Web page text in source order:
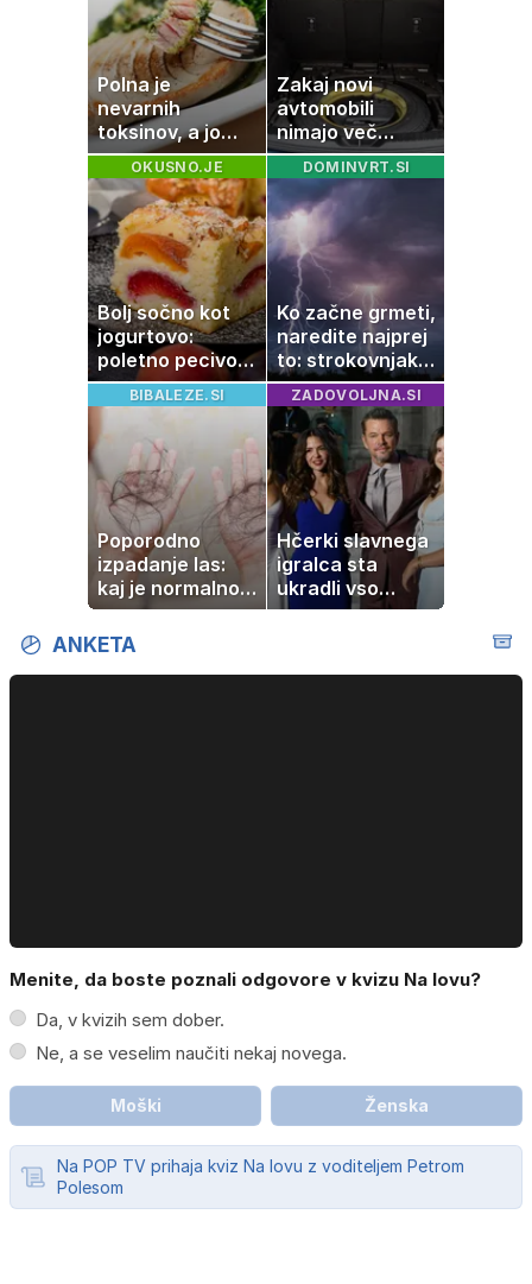
in Pluton hkrati
Polna je
nevarnih
toksinov, a jo
imamo vsi radi:
to je najbolj
nezdrava riba, ki
jo mnogi redno
uživajo
Zakaj novi
avtomobili
nimajo več
rezervne gume?
OKUSNO.JE
Bolj sočno kot
jogurtovo:
poletno pecivo,
ki vedno uspe
DOMINVRT.SI
Ko začne grmeti,
naredite najprej
to: strokovnjaki
opozarjajo na
pogosto napako
BIBALEZE.SI
Poporodno
izpadanje las:
kaj je normalno
in kako si
pomagati
ZADOVOLJNA.SI
Hčerki slavnega
igralca sta
ukradli vso
pozornost
ANKETA
Menite, da boste poznali odgovore v kvizu Na lovu?
Da, v kvizih sem dober.
Ne, a se veselim naučiti nekaj novega.
Moški Ženska
Na POP TV prihaja kviz Na lovu z voditeljem Petrom
Polesom